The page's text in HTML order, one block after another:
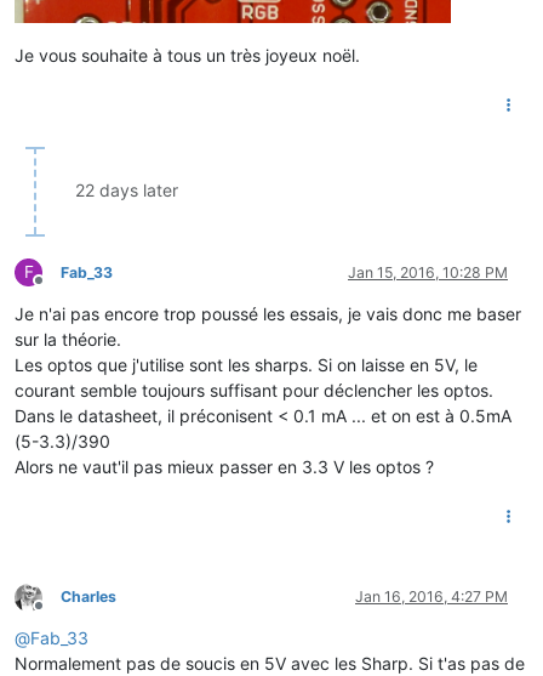
Je vous souhaite à tous un très joyeux noël.
22 days later
F
Offline
Fab_33 Jan 15, 2016, 10:28 PM
Je n'ai pas encore trop poussé les essais, je vais donc me baser
sur la théorie.
Les optos que j'utilise sont les sharps. Si on laisse en 5V, le
courant semble toujours suffisant pour déclencher les optos.
Dans le datasheet, il préconisent < 0.1 mA ... et on est à 0.5mA
(5-3.3)/390
Alors ne vaut'il pas mieux passer en 3.3 V les optos ?
Offline
Charles Jan 16, 2016, 4:27 PM
@Fab_33
Normalement pas de soucis en 5V avec les Sharp. Si t'as pas de